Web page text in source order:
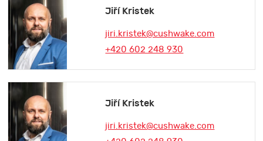
Jiří Kristek
jiri.kristek@cushwake.com
+420 602 248 930
Jiří Kristek
jiri.kristek@cushwake.com